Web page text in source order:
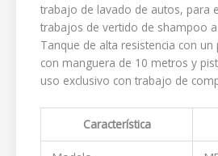
trabajo de lavado de autos, para
trabajos de vertido de shampoo
Tanque de alta resistencia con
con manguera de 10 metros y
uso exclusivo con trabajo de
Característica